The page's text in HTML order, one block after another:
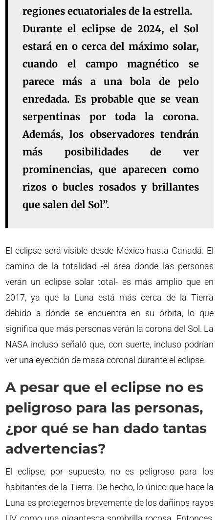
regiones ecuatoriales de la estrella.
Durante el eclipse de 2024, el Sol
estará en o cerca del máximo solar,
cuando el campo magnético se
parece más a una bola de pelo
enredada. Es probable que se vean
serpentinas por toda la corona.
Además, los observadores tendrán
más posibilidades de ver
prominencias, que aparecen como
rizos o bucles rosados y brillantes
que salen del Sol”.
El eclipse será visible desde México hasta Canadá. El
camino de la totalidad -el área donde las personas
verán un eclipse solar total- es más amplio que en
2017, ya que la Luna está más cerca de la Tierra
debido a dónde se encuentra en su órbita, lo que
significa que más personas verán la corona del Sol. La
NASA incluso señaló que, con suerte, incluso podrían
ver una eyección de masa coronal durante el eclipse.
A pesar que el eclipse no es
peligroso para las personas,
¿por qué se han dado tantas
advertencias?
El eclipse, por supuesto, no es peligroso para los
habitantes de la Tierra. De hecho, lo único que hace la
Luna es protegernos brevemente de los dañinos rayos